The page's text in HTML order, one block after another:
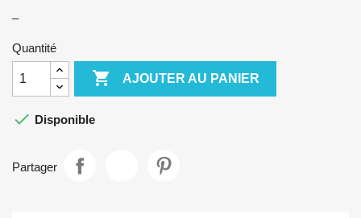
Quantité
 AJOUTER AU PANIER
 Disponible
Partager